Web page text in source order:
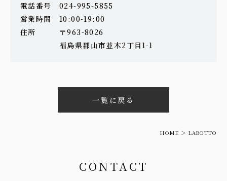
電話番号
024-995-5855
営業時間
10:00-19:00
住所
〒963-8026
福島県郡山市並木2丁目1-1
一覧に戻る
HOME LABOTTO
CONTACT